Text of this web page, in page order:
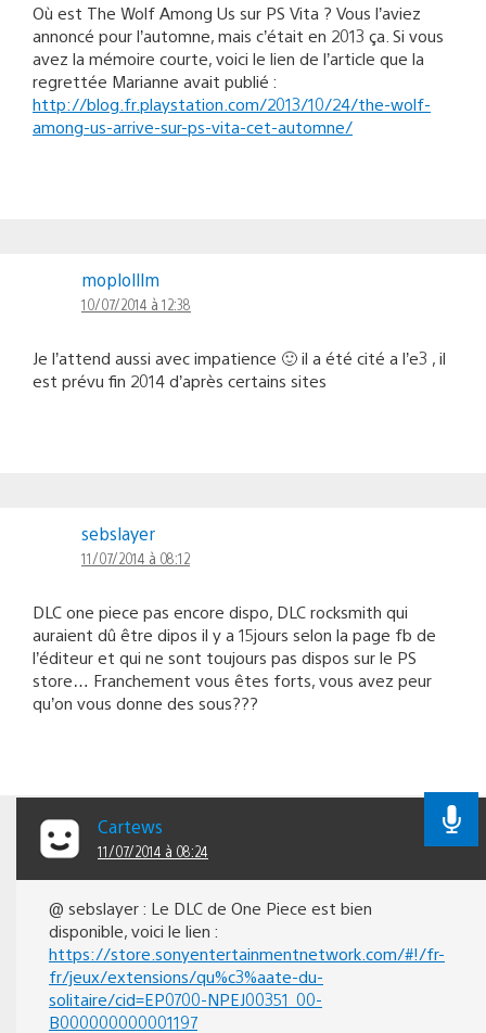
Où est The Wolf Among Us sur PS Vita ? Vous l’aviez
annoncé pour l’automne, mais c’était en 2013 ça. Si vous
avez la mémoire courte, voici le lien de l’article que la
regrettée Marianne avait publié :
http://blog.fr.playstation.com/2013/10/24/the-wolf-
among-us-arrive-sur-ps-vita-cet-automne/
moplolllm
10/07/2014 à 12:38
Je l’attend aussi avec impatience 🙂 il a été cité a l’e3 , il
est prévu fin 2014 d’après certains sites
sebslayer
11/07/2014 à 08:12
DLC one piece pas encore dispo, DLC rocksmith qui
auraient dû être dipos il y a 15jours selon la page fb de
l’éditeur et qui ne sont toujours pas dispos sur le PS
store… Franchement vous êtes forts, vous avez peur
qu’on vous donne des sous???
Cartews
11/07/2014 à 08:24
@ sebslayer : Le DLC de One Piece est bien
disponible, voici le lien :
https://store.sonyentertainmentnetwork.com/#!/fr-
fr/jeux/extensions/qu%c3%aate-du-
solitaire/cid=EP0700-NPEJ00351_00-
B000000000001197